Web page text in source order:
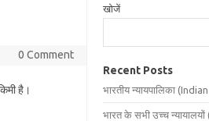
0 Comment
है।
खोजें
Recent Posts
भारतीय न्यायपालिका
भारत के सभी उच्च